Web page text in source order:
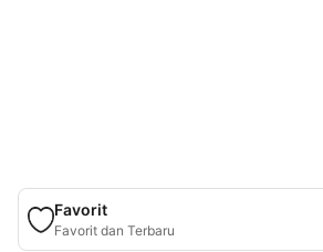
Favorit
Favorit dan Terbaru